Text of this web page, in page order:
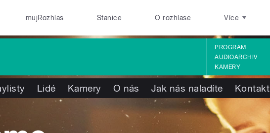
mujRozhlas Stanice O rozhlase Více
PROGRAM
AUDIOARCHIV
KAMERY
Lidé Kamery O nás Jak nás naladíte Kontakt